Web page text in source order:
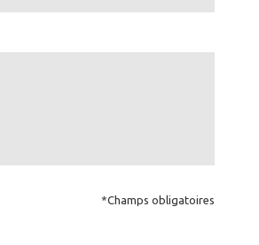
*Champs obligatoires